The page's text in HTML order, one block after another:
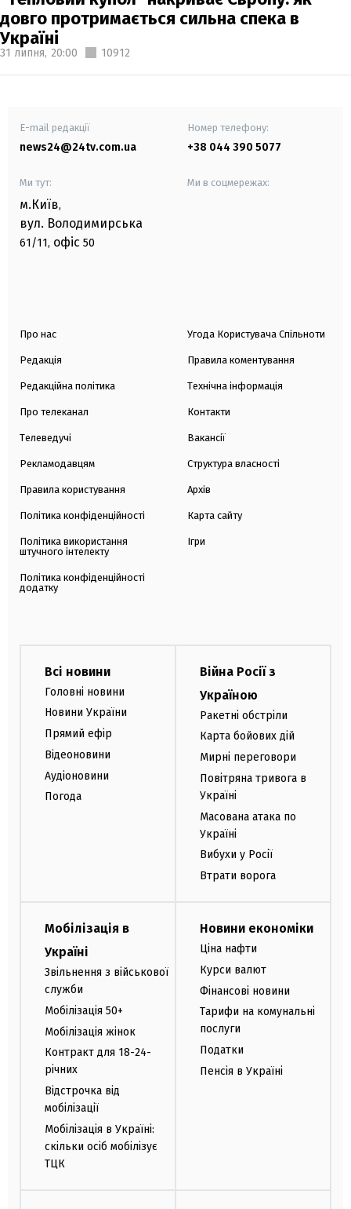
довго протримається сильна спека в
Україні
31 липня, 20:00 10912
E-mail редакції
news24@24tv.com.ua
Номер телефону:
+38 044 390 5077
Ми тут:
м.Київ,
вул. Володимирська
61/11, офіс 50
Ми в соцмережах:
Про нас
Редакція
Редакційна політика
Про телеканал
Телеведучі
Рекламодавцям
Правила користування
Політика конфіденційності
Політика використання
штучного інтелекту
Політика конфіденційності
додатку
Угода Користувача Спільноти
Правила коментування
Технічна інформація
Контакти
Вакансії
Структура власності
Архів
Карта сайту
Ігри
Всі новини
Головні новини
Новини України
Прямий ефір
Відеоновини
Аудіоновини
Погода
Війна Росії з
Україною
Ракетні обстріли
Карта бойових дій
Мирні переговори
Повітряна тривога в
Україні
Масована атака по
Україні
Вибухи у Росії
Втрати ворога
Мобілізація в
Україні
Звільнення з військової
служби
Мобілізація 50+
Мобілізація жінок
Контракт для 18-24-
річних
Відстрочка від
мобілізації
Мобілізація в Україні:
скільки осіб мобілізує
ТЦК
Новини економіки
Ціна нафти
Курси валют
Фінансові новини
Тарифи на комунальні
послуги
Податки
Пенсія в Україні